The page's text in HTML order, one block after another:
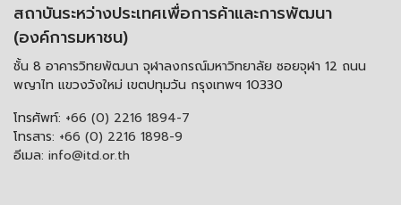
สถาบันระหว่างประเทศเพื่อการค้าและการพัฒนา
(องค์การมหาชน)
ชั้น 8 อาคารวิทยพัฒนา จุฬาลงกรณ์มหาวิทยาลัย ซอยจุฬา 12 ถนน
พญาไท แขวงวังใหม่ เขตปทุมวัน กรุงเทพฯ 10330
โทรศัพท์: +66 (0) 2216 1894-7
โทรสาร: +66 (0) 2216 1898-9
อีเมล: info@itd.or.th